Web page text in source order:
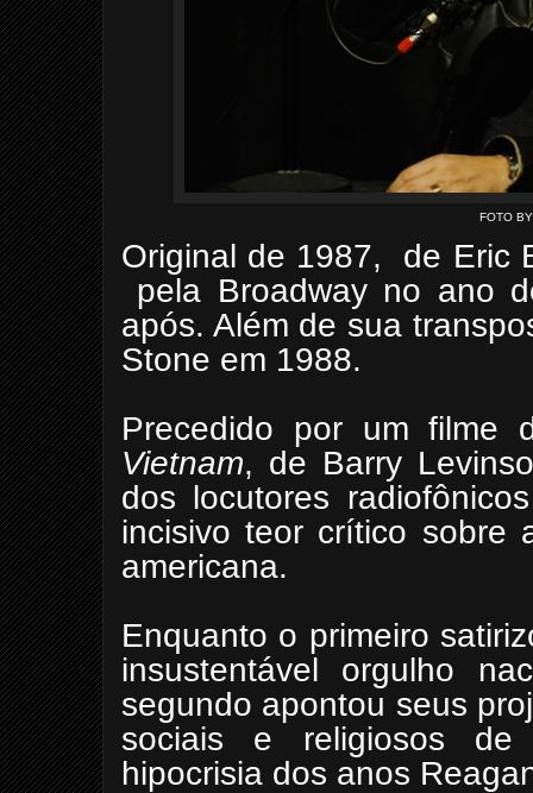
FOTO
Original de 1987, de Eric
pela Broadway no ano
após. Além de sua
Stone em 1988.
Precedido por um filme
Vietnam, de Barry
dos locutores
incisivo teor crítico sobre
americana.
Enquanto o primeiro
insustentável orgulho
segundo apontou seus
sociais e religiosos
hipocrisia dos anos